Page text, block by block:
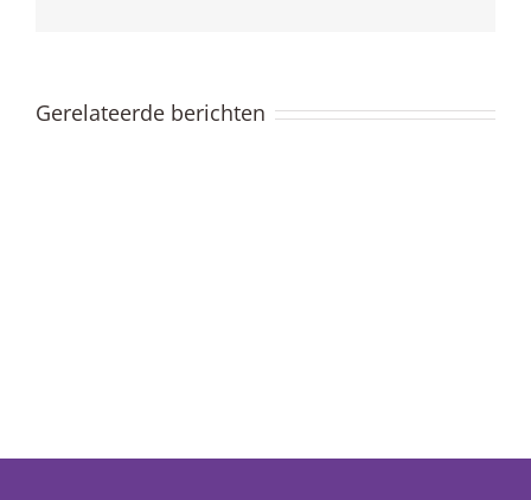
Gerelateerde berichten